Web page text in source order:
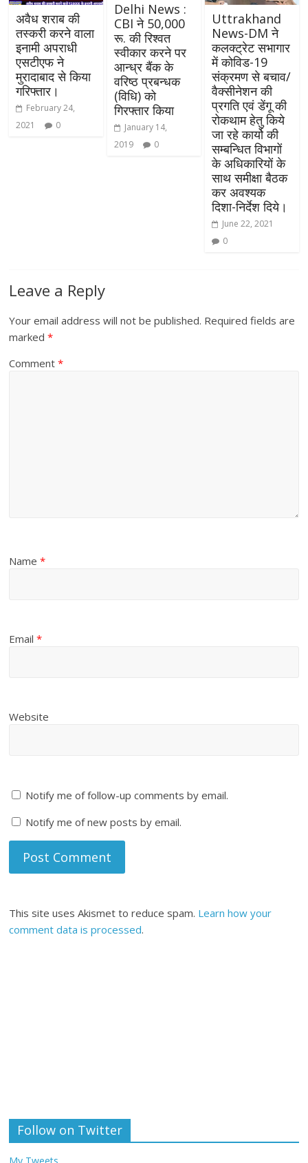
अवैध शराब की
तस्करी करने वाला
इनामी अपराधी
एसटीएफ ने
मुरादाबाद से किया
गरिफ्तार।
February 24,
2021
0
Delhi News :
CBI ने 50,000
रू. की रिश्‍वत
स्‍वीकार करने पर
आन्‍ध्र बैंक के
वरिष्‍ठ प्रबन्‍धक
(विधि) को
गिरफ्तार किया
January 14,
2019
0
Uttrakhand
News-DM ने
कलक्ट्रेट सभागार
में कोविड-19
संक्रमण से बचाव/
वैक्सीनेशन की
प्रगति एवं डेंगू की
रोकथाम हेतु किये
जा रहे कार्यो की
सम्बन्धित विभागों
के अधिकारियों के
साथ समीक्षा बैठक
कर अवश्यक
दिशा-निर्देश दिये।
June 22, 2021
0
Leave a Reply
Your email address will not be published. Required fields are
marked*
Comment*
Name*
Email*
Website
Notify me of follow-up comments by email.
Notify me of new posts by email.
This site uses Akismet to reduce spam. Learn how your
comment data is processed.
Follow on Twitter
My Tweets